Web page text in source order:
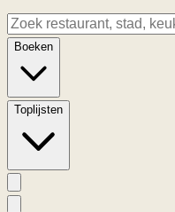
Boeken
Toplijsten